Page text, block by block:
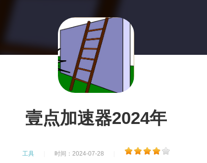
壹点加速器2024年
工具 时间：2024-07-28